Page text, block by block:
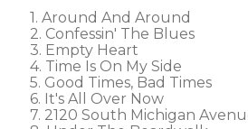
1. Around And Around
2. Confessin' The Blues
3. Empty Heart
4. Time Is On My Side
5. Good Times, Bad Times
6. It's All Over Now
7. 2120 South Michigan